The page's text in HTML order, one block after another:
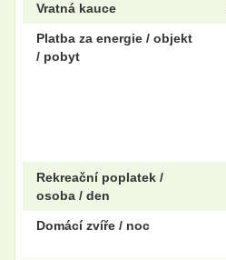
Vratná kauce
Platba za energie / objekt
/ pobyt
Rekreační poplatek /
osoba / den
Domácí zvíře / noc